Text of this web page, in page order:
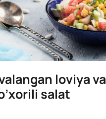
loviya va
salat